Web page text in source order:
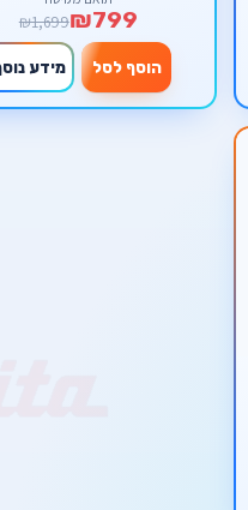
₪799
₪1,699
הוסף לסל מידע